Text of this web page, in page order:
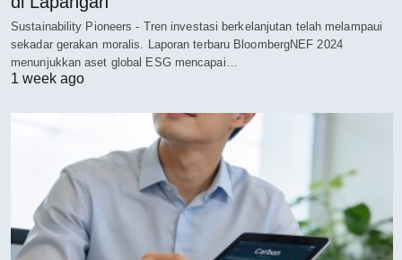
Sustainability Pioneers - Tren investasi berkelanjutan telah melampaui
sekadar gerakan moralis. Laporan terbaru BloombergNEF 2024
menunjukkan aset global ESG mencapai…
1 week ago